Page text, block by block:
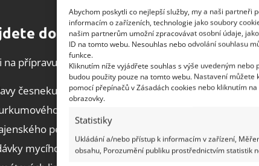
Abychom poskytli co nejlepší služby, my a naši partneři
informacím o zařízeních, technologie jako soubory
našim partnerům umožní zpracovávat osobní údaje,
ID na tomto webu. Nesouhlas nebo odvolání souhlasu
funkce.
Kliknutím níže vyjádřete souhlas s výše uvedeným
budou použity pouze na tomto webu. Nastavení můžete
pomocí přepínačů v Zásadách cookies nebo kliknutím
obrazovky.
Statistiky
Ukládání a/nebo přístup k informacím v zařízení,
obsahu, Porozumění publiku prostřednictvím statistik
doma a výroba je snadná
na přípravu domácího prostředku připravit?
česneku
prášku
pepře
mycího prostředku